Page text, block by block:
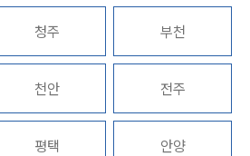
·헬스케어그룹 업무
전체
구성원 소개
의료전문변호사
청주 부천
천안 전주
평택 안양